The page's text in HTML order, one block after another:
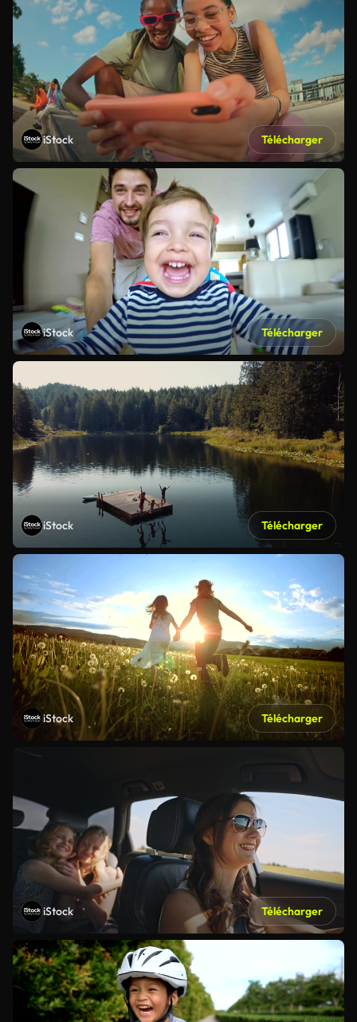
iStock Télécharger
iStock Télécharger
iStock Télécharger
iStock Télécharger
iStock Télécharger